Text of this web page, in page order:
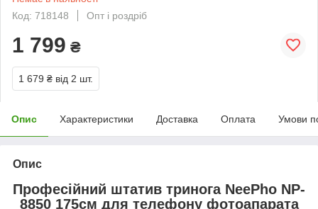
Код: 718148
Опт і роздріб
1 799 ₴
1 679 ₴ від 2 шт.
Опис Характеристики Доставка Оплата Умови
Опис
Професійний штатив тринога NeePho NP-
8850 175см для телефону фотоапарата